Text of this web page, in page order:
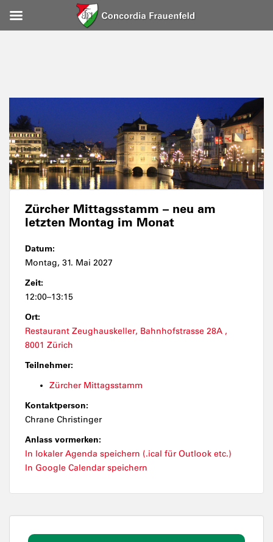
Zürcher Mittagsstamm – neu am
letzten Montag im Monat
Datum:
Montag, 31. Mai 2027
Zeit:
12:00–13:15
Ort:
Restaurant Zeughauskeller, Bahnhofstrasse 28A ,
8001 Zürich
Teilnehmer:
Zürcher Mittagsstamm
Kontaktperson:
Chrane Christinger
Anlass vormerken:
In lokaler Agenda speichern (.ical für Outlook etc.)
In Google Calendar speichern